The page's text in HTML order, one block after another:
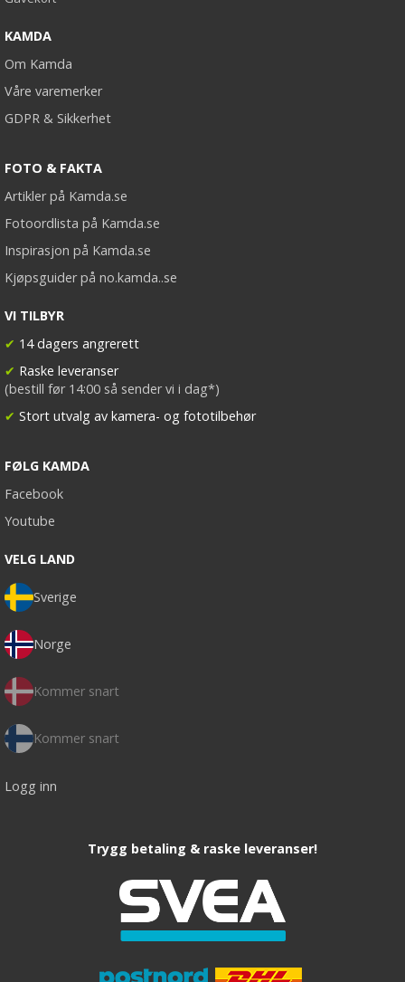
KAMDA
Om Kamda
Våre varemerker
GDPR & Sikkerhet
FOTO & FAKTA
Artikler på Kamda.se
Fotoordlista på Kamda.se
Inspirasjon på Kamda.se
Kjøpsguider på no.kamda..se
VI TILBYR
✔ 14 dagers angrerett
✔ Raske leveranser
(bestill før 14:00 så sender vi i dag*)
✔ Stort utvalg av kamera- og fototilbehør
FØLG KAMDA
Facebook
Youtube
VELG LAND
Sverige
Norge
Kommer snart
Kommer snart
Logg inn
Trygg betaling & raske leveranser!